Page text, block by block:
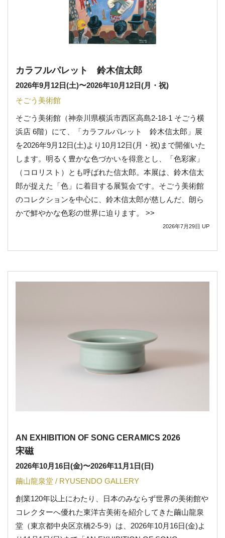
カラフルパレット 鈴木信太郎
2026年9月12日(土)〜2026年10月12日(月・祝)
そごう美術館
そごう美術館（神奈川県横浜市西区高島2-18-1 そごう横
浜店 6階）にて、「カラフルパレット 鈴木信太郎」展
を2026年9月12日(土)より10月12日(月・祝)まで開催いた
します。明るく豊かな色づかいを得意とし、「色彩家」
（コロリスト）とも呼ばれた信太郎。本展は、鈴木信太
郎が捉えた「色」に着目する展覧会です。そごう美術館
のコレクションを中心に、鈴木信太郎が慈しんだ、朗ら
かで鮮やかな色彩の世界に迫ります。 >>
2026年7月29日 UP
AN EXHIBITION OF SONG CERAMICS 2026
宋磁
2026年10月16日(金)〜2026年11月1日(日)
繭山龍泉堂 / RYUSENDO GALLERY
創業120年以上にわたり、日本のみならず世界の美術館や
コレクターへ優れた東洋古美術を紹介してきた繭山龍泉
堂（東京都中央区京橋2-5-9）は、2026年10月16日(金)よ